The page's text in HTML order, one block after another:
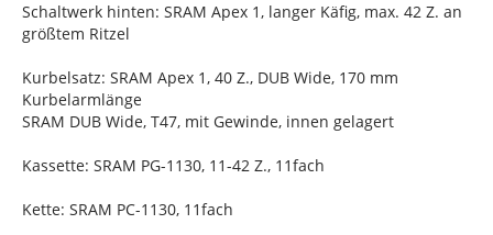
Schaltwerk hinten: SRAM Apex 1, langer Käfig, max. 42 Z. an
größtem Ritzel
Kurbelsatz: SRAM Apex 1, 40 Z., DUB Wide, 170 mm
Kurbelarmlänge
SRAM DUB Wide, T47, mit Gewinde, innen gelagert
Kassette: SRAM PG-1130, 11-42 Z., 11fach
Kette: SRAM PC-1130, 11fach